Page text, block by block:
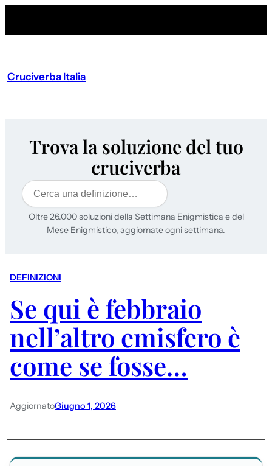
Cruciverba Italia
Trova la soluzione del tuo
cruciverba
Cerca
Oltre 26.000 soluzioni della Settimana Enigmistica e del
Mese Enigmistico, aggiornate ogni settimana.
DEFINIZIONI
Se qui è febbraio
nell’altro emisfero è
come se fosse…
AggiornatoGiugno 1, 2026